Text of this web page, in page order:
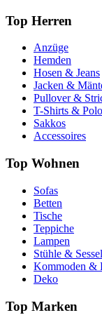
Top Herren
Anzüge
Hemden
Hosen & Jeans
Jacken &
Pullover &
T-Shirts &
Sakkos
Accessoires
Top Wohnen
Sofas
Betten
Tische
Teppiche
Lampen
Stühle & Sessel
Kommoden &
Deko
Top Marken